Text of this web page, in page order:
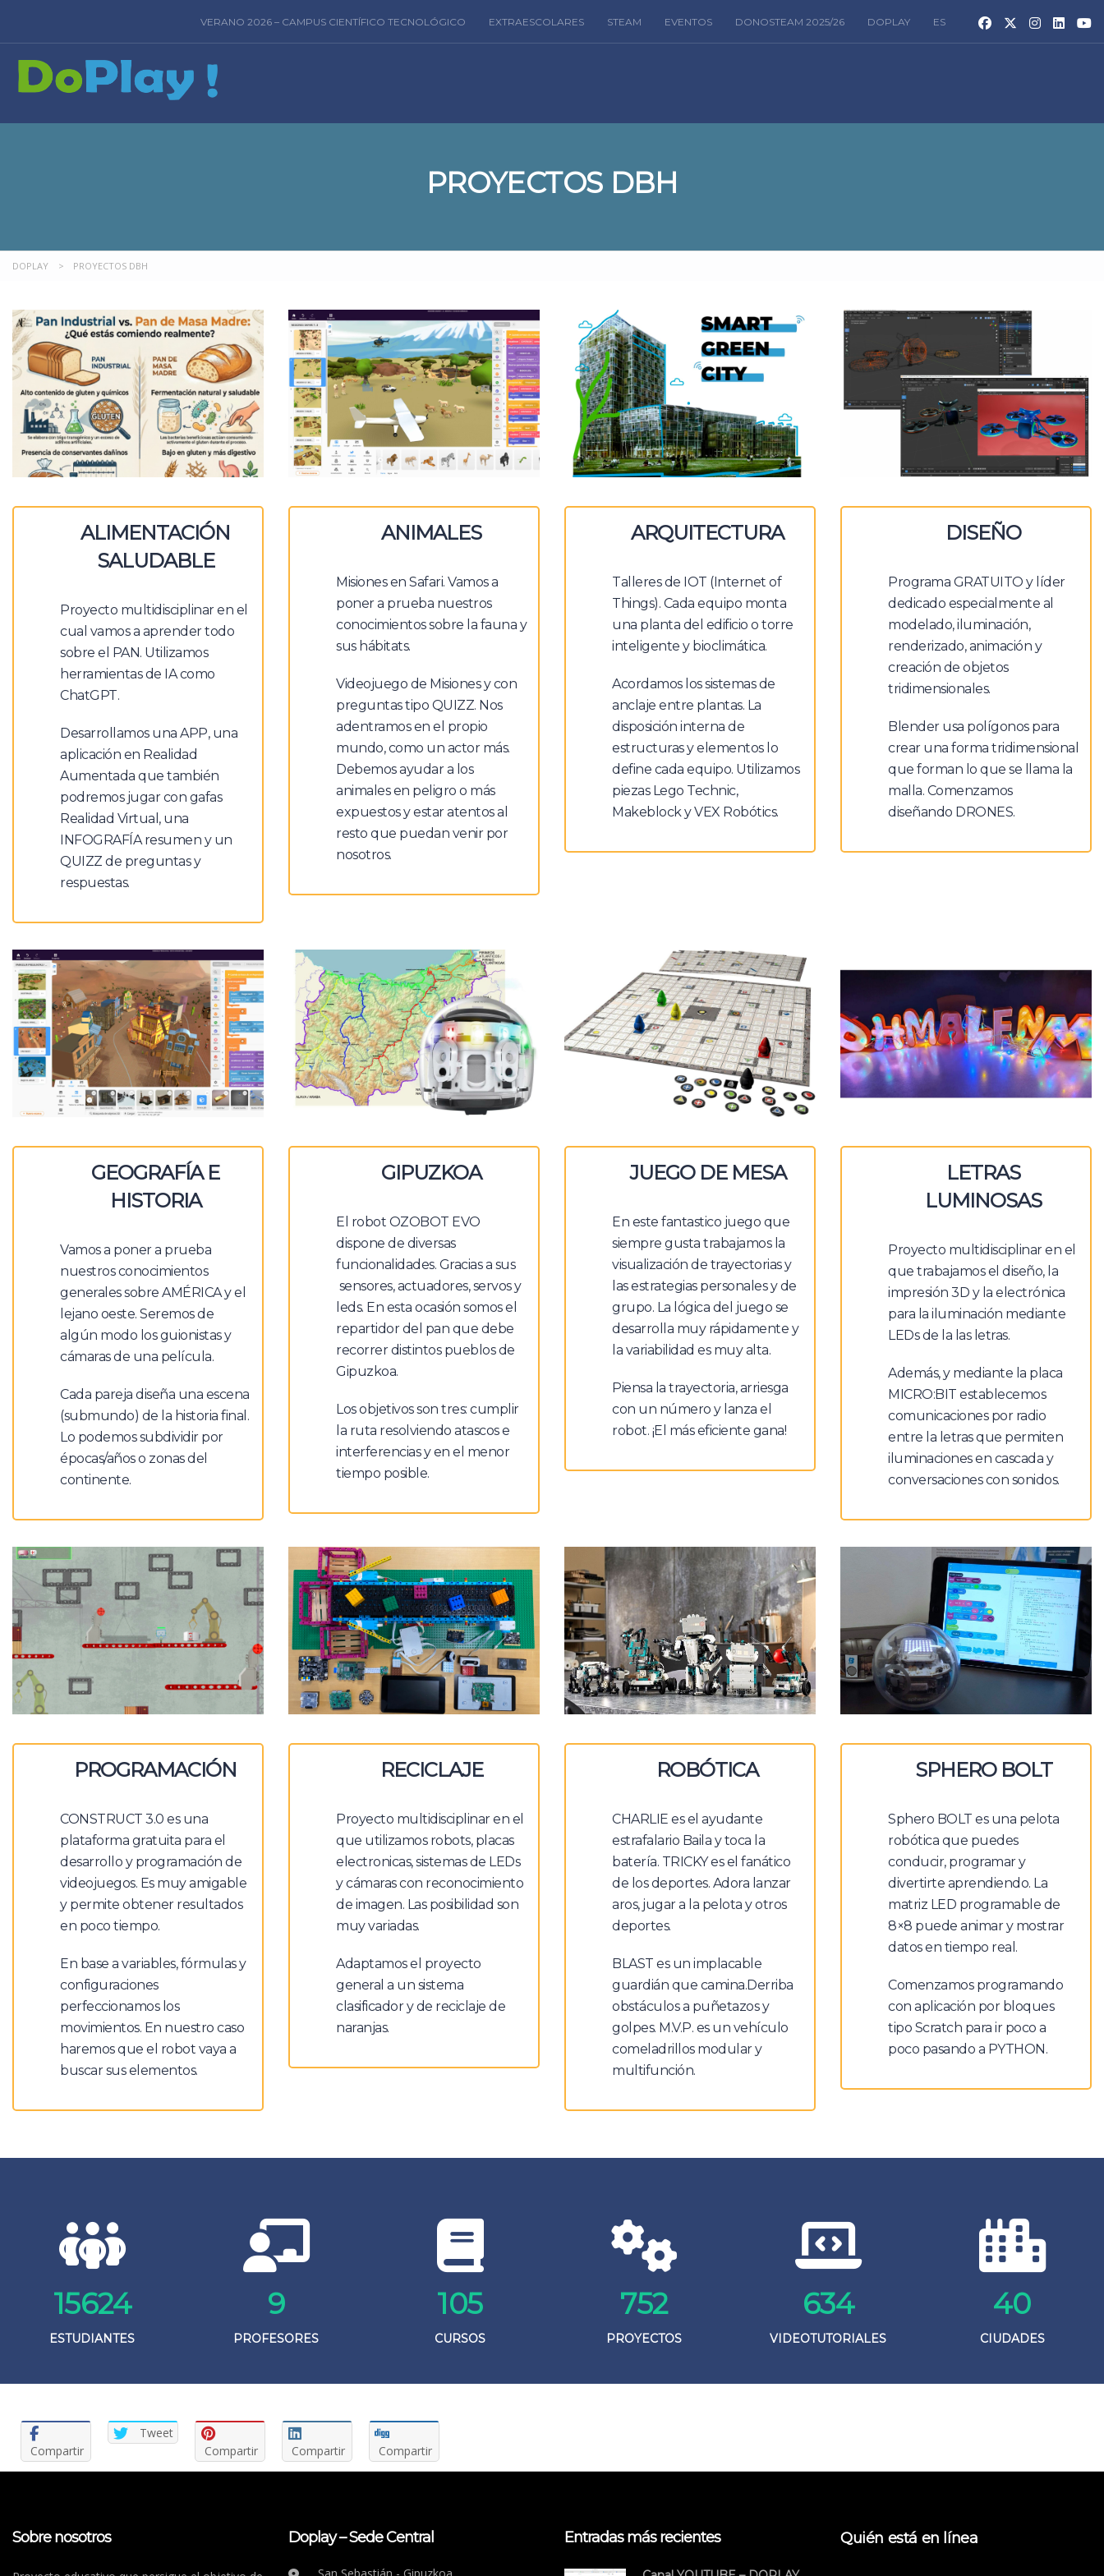
VERANO 2026 – CAMPUS CIENTÍFICO TECNOLÓGICO EXTRAESCOLARES STEAM EVENTOS DONOSTEAM 2025/26 DOPLAY ES
PROYECTOS DBH
DOPLAY > PROYECTOS DBH
ALIMENTACIÓN
SALUDABLE
Proyecto multidisciplinar en el
cual vamos a aprender todo
sobre el PAN. Utilizamos
herramientas de IA como
ChatGPT.
Desarrollamos una APP, una
aplicación en Realidad
Aumentada que también
podremos jugar con gafas
Realidad Virtual, una
INFOGRAFÍA resumen y un
QUIZZ de preguntas y
respuestas.
ANIMALES
Misiones en Safari. Vamos a
poner a prueba nuestros
conocimientos sobre la fauna y
sus hábitats.
Videojuego de Misiones y con
preguntas tipo QUIZZ. Nos
adentramos en el propio
mundo, como un actor más.
Debemos ayudar a los
animales en peligro o más
expuestos y estar atentos al
resto que puedan venir por
nosotros.
ARQUITECTURA
Talleres de IOT (Internet of
Things). Cada equipo monta
una planta del edificio o torre
inteligente y bioclimática.
Acordamos los sistemas de
anclaje entre plantas. La
disposición interna de
estructuras y elementos lo
define cada equipo. Utilizamos
piezas Lego Technic,
Makeblock y VEX Robótics.
DISEÑO
Programa GRATUITO y líder
dedicado especialmente al
modelado, iluminación,
renderizado, animación y
creación de objetos
tridimensionales.
Blender usa polígonos para
crear una forma tridimensional
que forman lo que se llama la
malla. Comenzamos
diseñando DRONES.
GEOGRAFÍA E
HISTORIA
Vamos a poner a prueba
nuestros conocimientos
generales sobre AMÉRICA y el
lejano oeste. Seremos de
algún modo los guionistas y
cámaras de una película.
Cada pareja diseña una escena
(submundo) de la historia final.
Lo podemos subdividir por
épocas/años o zonas del
continente.
GIPUZKOA
El robot OZOBOT EVO
dispone de diversas
funcionalidades. Gracias a sus
sensores, actuadores, servos y
leds. En esta ocasión somos el
repartidor del pan que debe
recorrer distintos pueblos de
Gipuzkoa.
Los objetivos son tres: cumplir
la ruta resolviendo atascos e
interferencias y en el menor
tiempo posible.
JUEGO DE MESA
En este fantastico juego que
siempre gusta trabajamos la
visualización de trayectorias y
las estrategias personales y de
grupo. La lógica del juego se
desarrolla muy rápidamente y
la variabilidad es muy alta.
Piensa la trayectoria, arriesga
con un número y lanza el
robot. ¡El más eficiente gana!
LETRAS
LUMINOSAS
Proyecto multidisciplinar en el
que trabajamos el diseño, la
impresión 3D y la electrónica
para la iluminación mediante
LEDs de la las letras.
Además, y mediante la placa
MICRO:BIT establecemos
comunicaciones por radio
entre la letras que permiten
iluminaciones en cascada y
conversaciones con sonidos.
PROGRAMACIÓN
CONSTRUCT 3.0 es una
plataforma gratuita para el
desarrollo y programación de
videojuegos. Es muy amigable
y permite obtener resultados
en poco tiempo.
En base a variables, fórmulas y
configuraciones
perfeccionamos los
movimientos. En nuestro caso
haremos que el robot vaya a
buscar sus elementos.
RECICLAJE
Proyecto multidisciplinar en el
que utilizamos robots, placas
electronicas, sistemas de LEDs
y cámaras con reconocimiento
de imagen. Las posibilidad son
muy variadas.
Adaptamos el proyecto
general a un sistema
clasificador y de reciclaje de
naranjas.
ROBÓTICA
CHARLIE es el ayudante
estrafalario Baila y toca la
batería. TRICKY es el fanático
de los deportes. Adora lanzar
aros, jugar a la pelota y otros
deportes.
BLAST es un implacable
guardián que camina.Derriba
obstáculos a puñetazos y
golpes. M.V.P. es un vehículo
comeladrillos modular y
multifunción.
SPHERO BOLT
Sphero BOLT es una pelota
robótica que puedes
conducir, programar y
divertirte aprendiendo. La
matriz LED programable de
8×8 puede animar y mostrar
datos en tiempo real.
Comenzamos programando
con aplicación por bloques
tipo Scratch para ir poco a
poco pasando a PYTHON.
15624
ESTUDIANTES
9
PROFESORES
106
CURSOS
753
PROYECTOS
634
VIDEOTUTORIALES
41
CIUDADES
Compartir
Tweet
Compartir
Compartir Compartir
Sobre nosotros Doplay – Sede Central
San Sebastián - Gipuzkoa.
Entradas más recientes Quién está en línea